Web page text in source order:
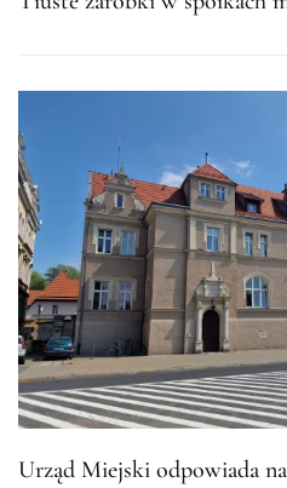
Urząd Miejski odpowiada